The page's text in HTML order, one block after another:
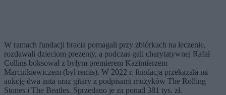
W ramach fundacji bracia pomagali przy zbiórkach na leczenie,
rozdawali dzieciom prezenty, a podczas gali charytatywnej Rafał
Collins boksował z byłym premierem Kazimierzem
Marcinkiewiczem (był remis). W 2022 r. fundacja przekazała na
aukcję dwa auta oraz gitary z podpisami muzyków The Rolling
Stones i The Beatles. Sprzedano je za ponad 381 tys. zł.